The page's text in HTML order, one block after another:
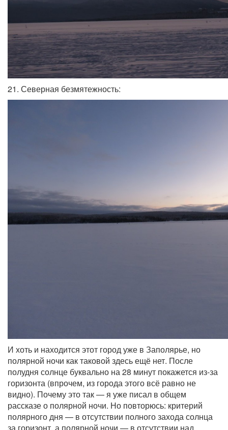
21. Северная безмятежность:
И хоть и находится этот город уже в Заполярье, но
полярной ночи как таковой здесь ещё нет. После
полудня солнце буквально на 28 минут покажется из-за
горизонта (впрочем, из города этого всё равно не
видно). Почему это так — я уже писал в общем
рассказе о полярной ночи. Но повторюсь: критерий
полярного дня — в отсутствии полного захода солнца
за горизонт, а полярной ночи — в отсутствии над